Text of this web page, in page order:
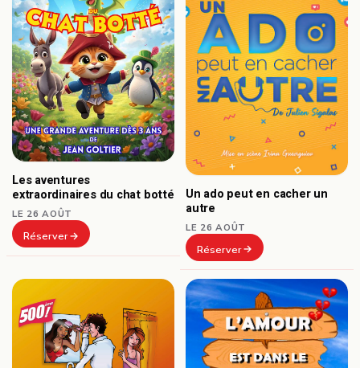
Les aventures
extraordinaires du chat botté
LE 26 AOÛT
Réserver
Un ado peut en cacher un
autre
LE 26 AOÛT
Réserver